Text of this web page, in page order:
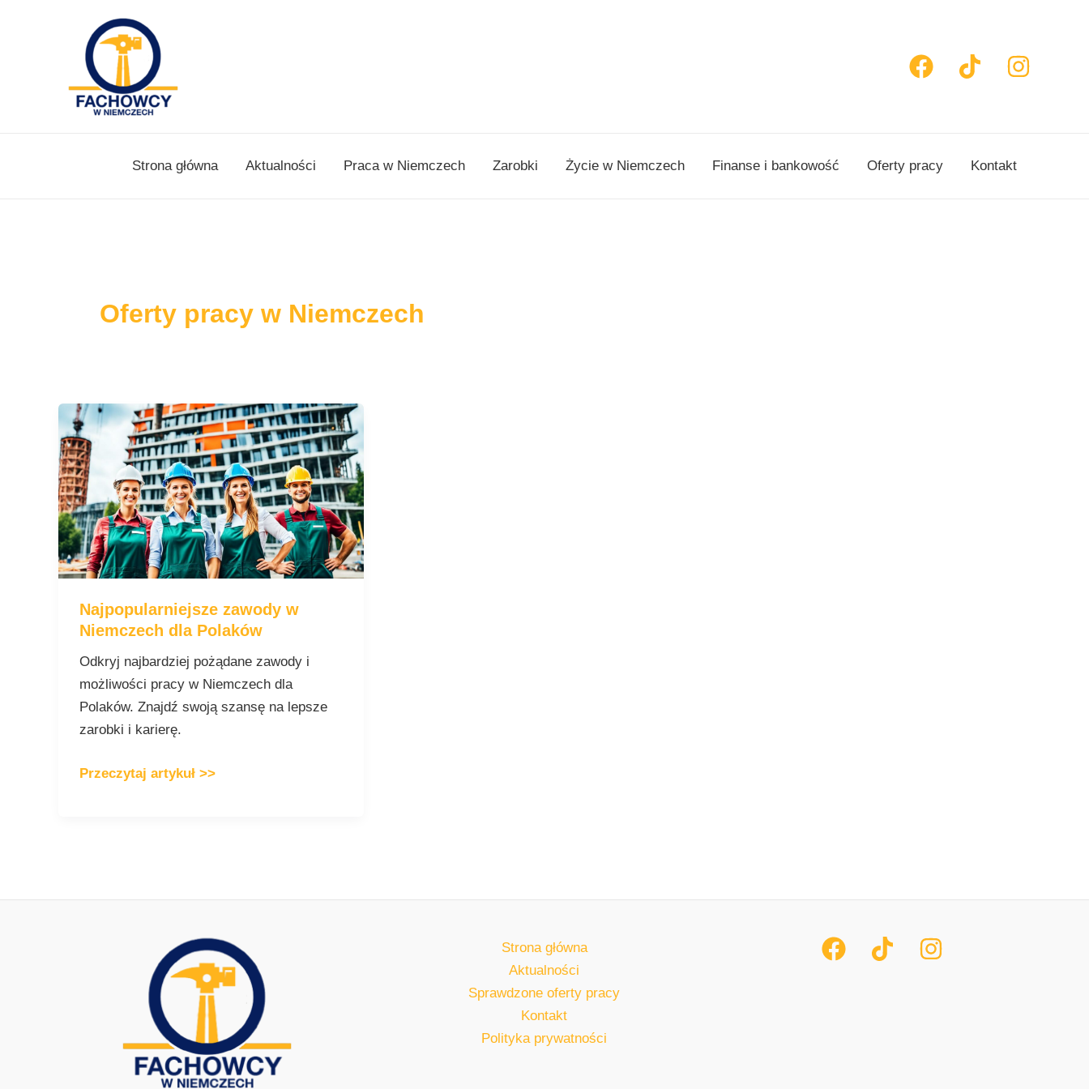
Strona główna Aktualności Praca w Niemczech Zarobki Życie w Niemczech Finanse i bankowość Oferty pracy Kontakt
Oferty pracy w Niemczech
Najpopularniejsze zawody w
Niemczech dla Polaków
Odkryj najbardziej pożądane zawody i
możliwości pracy w Niemczech dla
Polaków. Znajdź swoją szansę na lepsze
zarobki i karierę.
Najpopularniejsze
zawody
w
Niemczech
dla
Polaków
Przeczytaj artykuł >>
Strona główna
Aktualności
Sprawdzone oferty pracy
Kontakt
Polityka prywatności